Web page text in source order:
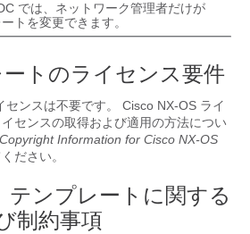
では、ネットワーク管理者だけが
トを変更できます。
トのライセンス要件
センスは不要です。 Cisco NX-OS ライ
センスの取得および適用の方法につい
Copyright Information for Cisco NX-OS
ださい。
テンプレートに関する
制約事項